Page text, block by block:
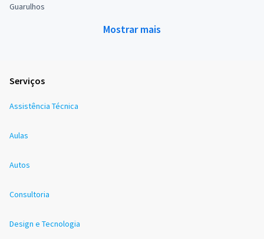
Guarulhos
Mostrar mais
Serviços
Assistência Técnica
Aulas
Autos
Consultoria
Design e Tecnologia